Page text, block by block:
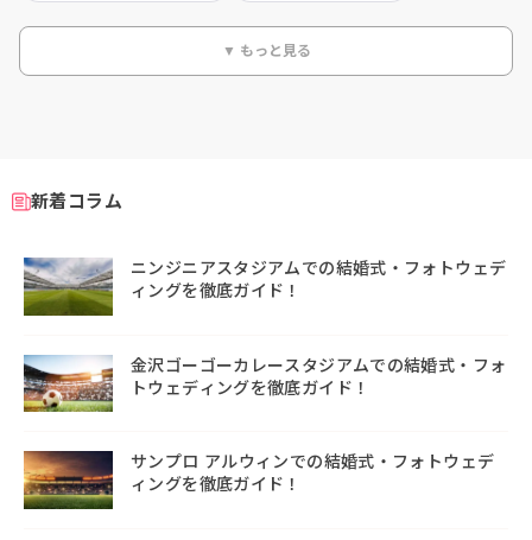
▼ もっと見る
新着コラム
ニンジニアスタジアムでの結婚式・フォトウェデ
ィングを徹底ガイド！
金沢ゴーゴーカレースタジアムでの結婚式・フォ
トウェディングを徹底ガイド！
サンプロ アルウィンでの結婚式・フォトウェデ
ィングを徹底ガイド！